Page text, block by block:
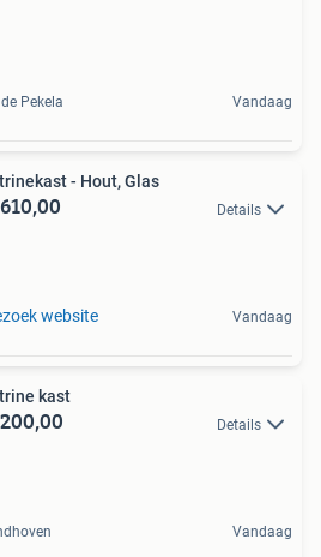
Pekela Vandaag
- Hout, Glas
Details
website Vandaag
kast
Details
Vandaag